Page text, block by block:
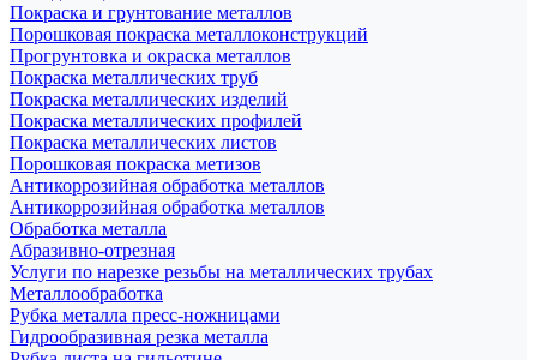
Покраска и грунтование металлов
Порошковая покраска металлоконструкций
Прогрунтовка и окраска металлов
Покраска металлических труб
Покраска металлических изделий
Покраска металлических профилей
Покраска металлических листов
Порошковая покраска метизов
Антикоррозийная обработка металлов
Антикоррозийная обработка металлов
Обработка металла
Абразивно-отрезная
Услуги по нарезке резьбы на металлических трубах
Металлообработка
Рубка металла пресс-ножницами
Гидрообразивная резка металла